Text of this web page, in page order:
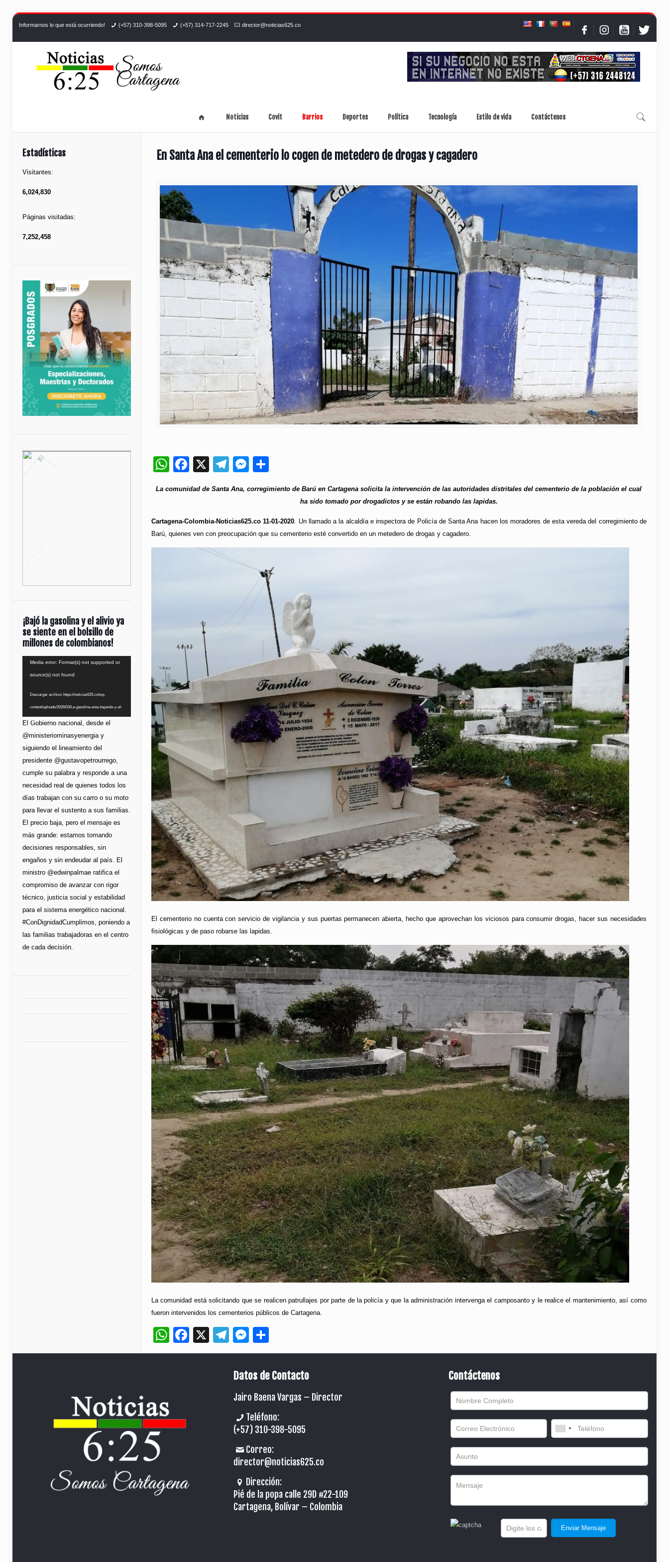
Informarnos lo que está ocurriendo! (+57) 310-398-5095 (+57) 314-717-2245 director@noticias625.co
Noticias Covit Barrios Deportes Política Tecnología Estilo de vida Contáctenos
En Santa Ana el cementerio lo cogen de metedero de drogas y cagadero
WhatsApp
Facebook
X Telegram
Messenger
La comunidad de Santa Ana, corregimiento de Barú en Cartagena solicita la intervención de las autoridades distritales del cementerio de la población el cual
ha sido tomado por drogadictos y se están robando las lapidas.
Cartagena-Colombia-Noticias625.co 11-01-2020. Un llamado a la alcaldía e inspectora de Policía de Santa Ana hacen los moradores de esta vereda del corregimiento de
Barú, quienes ven con preocupación que su cementerio esté convertido en un metedero de drogas y cagadero.
El cementerio no cuenta con servicio de vigilancia y sus puertas permanecen abierta, hecho que aprovechan los viciosos para consumir drogas, hacer sus necesidades
fisiológicas y de paso robarse las lapidas.
La comunidad está solicitando que se realicen patrullajes por parte de la policía y que la administración intervenga el camposanto y le realice el mantenimiento, así como
fueron intervenidos los cementerios públicos de Cartagena.
WhatsApp
Facebook
X Telegram
Messenger
Estadísticas
Visitantes:
6,024,830
Páginas visitadas:
7,252,458
¡Bajó la gasolina y el alivio ya
se siente en el bolsillo de
millones de colombianos!
Reproductor
Media error: Format(s) not supported or
source(s) not found
Descargar archivo: https://noticias625.co/wp-
content/uploads/2026/03/La-gasolina-esta-bajando-y-el-
El Gobierno nacional, desde el
@ministeriominasyenergia y
siguiendo el lineamiento del
presidente @gustavopetrourrego,
cumple su palabra y responde a una
necesidad real de quienes todos los
días trabajan con su carro o su moto
para llevar el sustento a sus familias.
El precio baja, pero el mensaje es
más grande: estamos tomando
decisiones responsables, sin
engaños y sin endeudar al país. El
ministro @edwinpalmae ratifica el
compromiso de avanzar con rigor
técnico, justicia social y estabilidad
para el sistema energético nacional.
#ConDignidadCumplimos, poniendo a
las familias trabajadoras en el centro
de cada decisión.
Datos de Contacto
Jairo Baena Vargas – Director
Teléfono:
(+57) 310-398-5095
Correo:
director@noticias625.co
Dirección:
Pié de la popa calle 29D #22-109
Cartagena, Bolívar – Colombia
Contáctenos